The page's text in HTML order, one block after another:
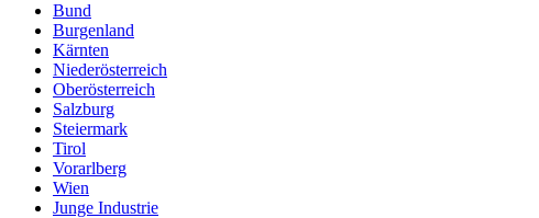
Bund
Burgenland
Kärnten
Niederösterreich
Oberösterreich
Salzburg
Steiermark
Tirol
Vorarlberg
Wien
Junge Industrie